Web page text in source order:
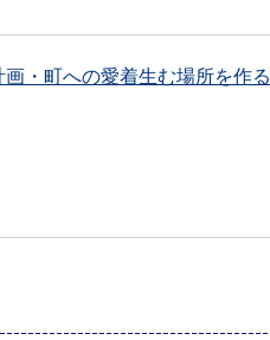
・町への愛着生む場所を作る